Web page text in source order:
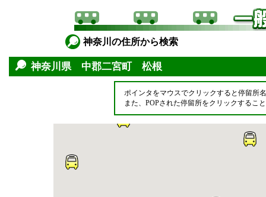
神奈川の住所から検索
神奈川県 中郡二宮町 松根
ポインタをマウスでクリックすると停留所
また、POPされた停留所をクリックするこ